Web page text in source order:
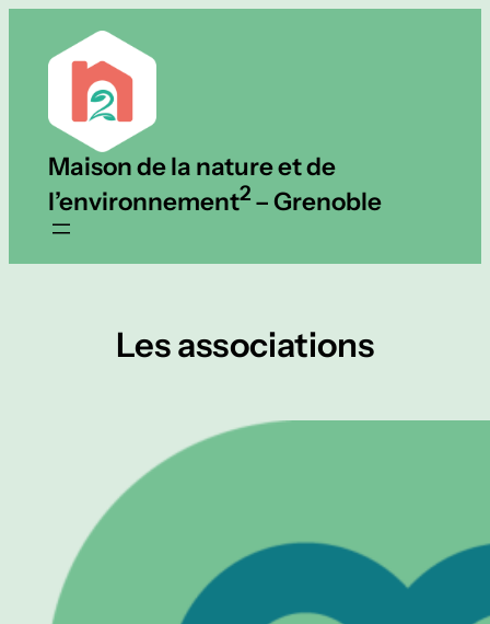
Maison de la nature et de
l’environnement2– Grenoble
Les associations